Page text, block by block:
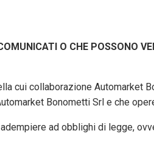
O CHE POSSONO
cui collaborazione
Bonometti Srl e che
ad obblighi di legge,